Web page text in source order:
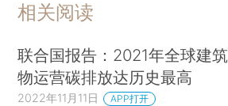
相关阅读
联合国报告：2021年全球建筑
物运营碳排放达历史最高
2022年11月11日 APP打开